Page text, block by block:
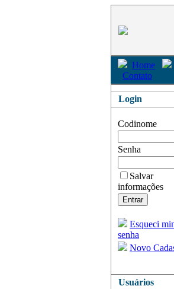
Home
Contato
Login
Codinome
Senha
Salvar
informações
Esqueci
senha
Novo
Usuários